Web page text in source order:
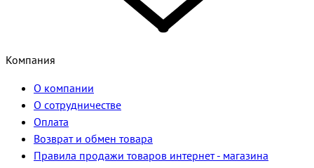
Компания
О компании
О сотрудничестве
Оплата
Возврат и обмен товара
Правила продажи товаров интернет - магазина